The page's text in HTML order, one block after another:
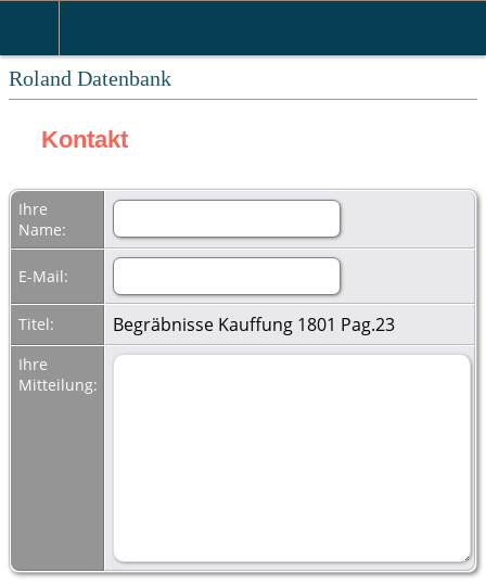
Roland Datenbank
Kontakt
Ihre
Name:
E-Mail:
Titel: Begräbnisse Kauffung 1801 Pag.23
Ihre
Mitteilung: